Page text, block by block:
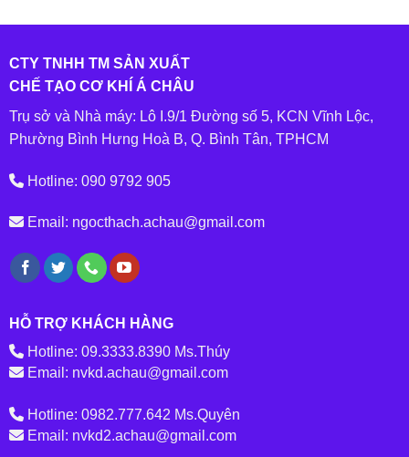
CTY TNHH TM SẢN XUẤT
CHẾ TẠO CƠ KHÍ Á CHÂU
Trụ sở và Nhà máy: Lô I.9/1 Đường số 5, KCN Vĩnh Lộc,
Phường Bình Hưng Hoà B, Q. Bình Tân, TPHCM
Hotline: 090 9792 905
Email: ngocthach.achau@gmail.com
HỖ TRỢ KHÁCH HÀNG
Hotline: 09.3333.8390 Ms.Thúy
Email: nvkd.achau@gmail.com
Hotline: 0982.777.642 Ms.Quyên
Email: nvkd2.achau@gmail.com